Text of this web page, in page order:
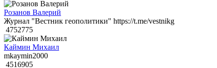
Розанов Валерий
Журнал "Вестник геополитики" https://t.me/vestnikg
4752775
Каймин Михаил
mkaymin2000
4516905